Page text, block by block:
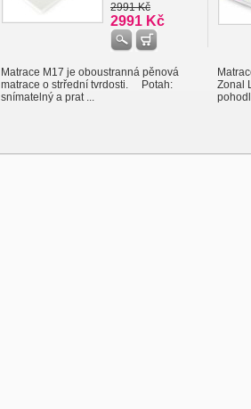
2991 Kč
2991 Kč
Matrace M17 je oboustranná pěnová
matrace o strřední tvrdosti. Potah:
snímatelný a prat ...
Zonal